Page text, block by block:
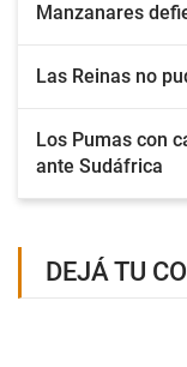
Manzanares
Las Reinas no
Los Pumas con
ante Sudáfrica
DEJÁ TU